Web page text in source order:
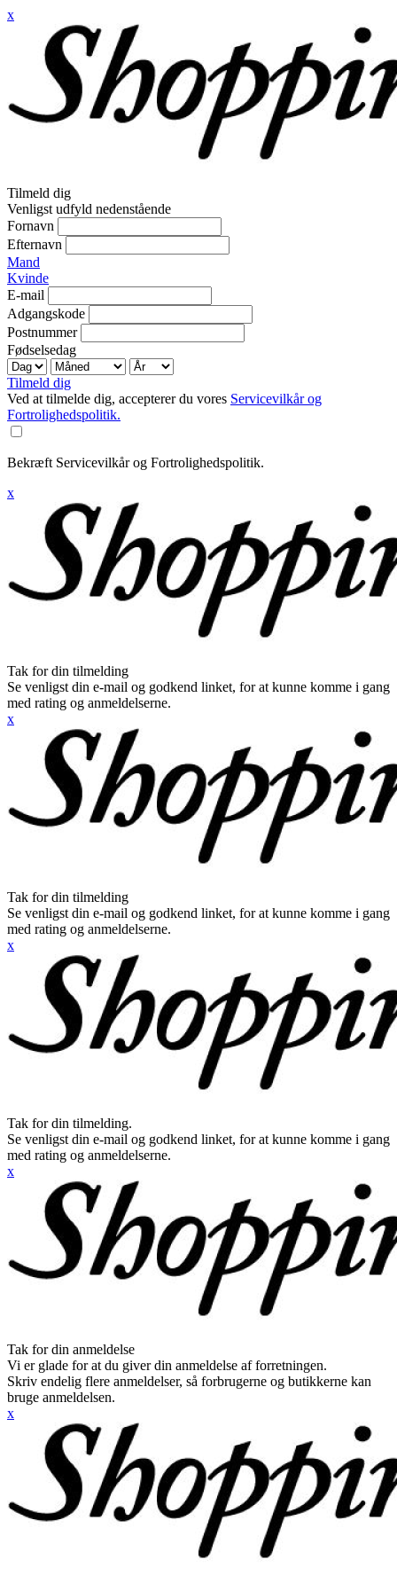
x
Tilmeld dig
Venligst udfyld nedenstående
Fornavn
Efternavn
Mand
Kvinde
E-mail
Adgangskode
Postnummer
Fødselsedag
Tilmeld dig
Ved at tilmelde dig, accepterer du vores Servicevilkår og
Fortrolighedspolitik.
Bekræft Servicevilkår og Fortrolighedspolitik.
x
Tak for din tilmelding
Se venligst din e-mail og godkend linket, for at kunne komme i gang
med rating og anmeldelserne.
x
Tak for din tilmelding
Se venligst din e-mail og godkend linket, for at kunne komme i gang
med rating og anmeldelserne.
x
Tak for din tilmelding.
Se venligst din e-mail og godkend linket, for at kunne komme i gang
med rating og anmeldelserne.
x
Tak for din anmeldelse
Vi er glade for at du giver din anmeldelse af forretningen.
Skriv endelig flere anmeldelser, så forbrugerne og butikkerne kan
bruge anmeldelsen.
x